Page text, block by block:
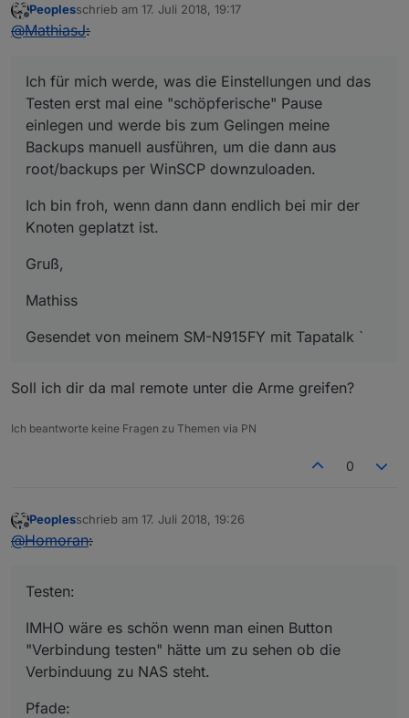
Offline
Peoplesschrieb am 17. Juli 2018, 19:17
zuletzt editiert von
@MathiasJ:
Ich für mich werde, was die Einstellungen und das
Testen erst mal eine "schöpferische" Pause
einlegen und werde bis zum Gelingen meine
Backups manuell ausführen, um die dann aus
root/backups per WinSCP downzuloaden.
Ich bin froh, wenn dann dann endlich bei mir der
Knoten geplatzt ist.
Gruß,
Mathiss
Gesendet von meinem SM-N915FY mit Tapatalk `
Soll ich dir da mal remote unter die Arme greifen?
Ich beantworte keine Fragen zu Themen via PN
0
Offline
Peoplesschrieb am 17. Juli 2018, 19:26
zuletzt editiert von
@Homoran:
Testen:
IMHO wäre es schön wenn man einen Button
"Verbindung testen" hätte um zu sehen ob die
Verbinduung zu NAS steht.
Pfade: